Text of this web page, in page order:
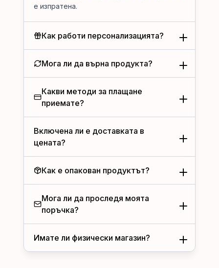
е изпратена.
Как работи персонализацията?
Мога ли да върна продукта?
Какви методи за плащане
приемате?
Включена ли е доставката в
цената?
Как е опакован продуктът?
Мога ли да проследя моята
поръчка?
Имате ли физически магазин?